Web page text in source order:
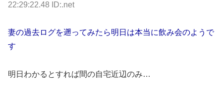
22:29:22.48 ID:.net
妻の過去ログを遡ってみたら明日は本当に飲み会のようで
す
明日わかるとすれば間の自宅近辺のみ…